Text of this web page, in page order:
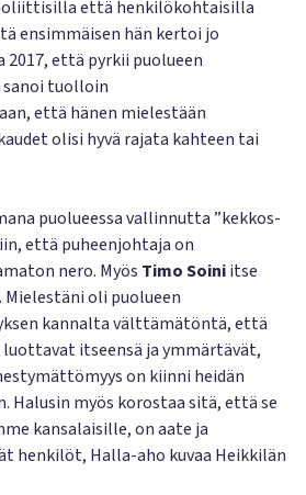
että henkilökohtaisilla
ensimmäisen hän kertoi jo
että pyrkii puolueen
sanoi tuolloin
että hänen mielestään
olisi hyvä rajata kahteen tai
puolueessa vallinnutta ”kekkos-
että puheenjohtaja on
nero. Myös Timo Soiniitse
oli puolueen
kannalta välttämätöntä, että
itseensä ja ymmärtävät,
on kiinni heidän
Halusin myös korostaa sitä, että se
kansalaisille, on aate ja
henkilöt, Halla-aho kuvaa Heikkilän